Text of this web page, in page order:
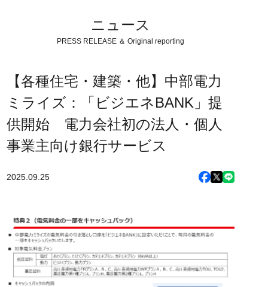
ニュース
PRESS RELEASE ＆ Original reporting
【各種住宅・建築・他】中部電力
ミライズ：「ビジエネBANK」提
供開始 電力会社初の法人・個人
事業主向け銀行サービス
2025.09.25